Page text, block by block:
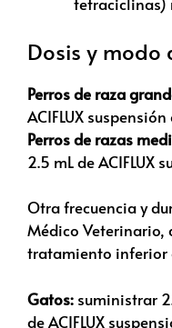
Dosis y modo
Perros de raza
ACIFLUX suspensión
Perros de razas
2.5 mL deACIFLUX
Otra frecuencia y
Médico Veterinario,
tratamiento inferior
Gatos: suministrar
deACIFLUX